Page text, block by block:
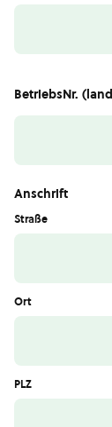
BetriebsNr.
Anschrift
Straße
Ort
PLZ